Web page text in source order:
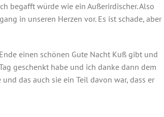
begafft würde wie ein Außerirdischer. Also
in unseren Herzen vor. Es ist schade, aber
einen schönen Gute Nacht Kuß gibt und
geschenkt habe und ich danke dann dem
das auch sie ein Teil davon war, dass er